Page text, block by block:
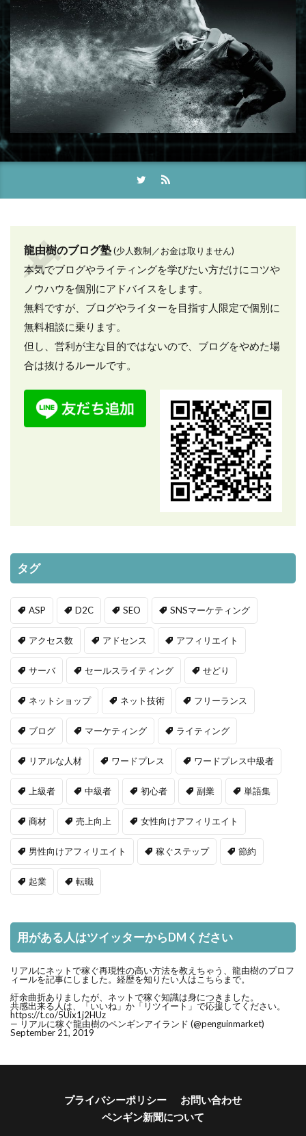
龍由樹のブログ塾(少人数制／お金は取りません)
本気でブログやライティングを学びたい方だけにコツや
ノウハウを個別にアドバイスをします。
無料ですが、ブログやライターを目指す人限定で個別に
無料相談に乗ります。
但し、営利が主な目的ではないので、ブログをやめた場
合は抜けるルールです。
タグ
ASP D2C SEO SNSマーケティング
アクセス数 アドセンス アフィリエイト
サーバ セールスライティング せどり
ネットショップ ネット技術 フリーランス
ブログ マーケティング ライティング
リアルな人材 ワードプレス ワードプレス中級者
上級者 中級者 初心者 副業 単語集
商材 売上向上 女性向けアフィリエイト
男性向けアフィリエイト 稼ぐステップ 節約
起業 転職
用がある人はツイッターからDMください
リアルにネットで稼ぐ再現性の高い方法を教えちゃう、龍由樹のプロフ
ィールを記事にしました。経歴を知りたい人はこちらまで。
紆余曲折ありましたが、ネットで稼ぐ知識は身につきました。
共感出来る人は、「いいね」か「リツイート」で応援してください。
https://t.co/5Uix1j2HUz
— リアルに稼ぐ龍由樹のペンギンアイランド (@penguinmarket)
September 21, 2019
プライバシーポリシー
お問い合わせ
ペンギン新聞について